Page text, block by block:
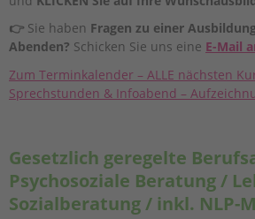
👉 Sie haben Fragen zu einer
Abenden? Schicken Sie uns eine E-Mail
Zum Terminkalender – ALLE nächsten
Sprechstunden & Infoabend –
Gesetzlich geregelte
Psychosoziale Beratung /
Sozialberatung / inkl. NLP-